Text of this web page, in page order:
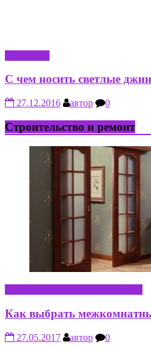
С чем носить светлые
27.12.2016 автор 0
Строительство и ремонт
Как выбрать
27.05.2017 автор
0